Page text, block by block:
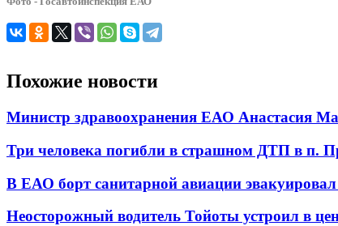
Похожие новости
Министр здравоохранения ЕАО Анастасия
Три человека погибли в страшном ДТП в п.
В ЕАО борт санитарной авиации
Неосторожный водитель Тойоты устроил в